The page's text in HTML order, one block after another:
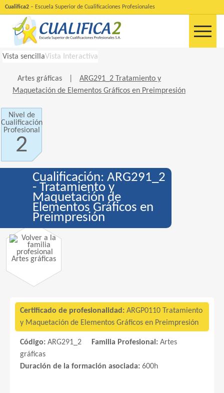
Cualifica2 – Escuela Superior de Cualificaciones Profesionales
Vista sencillaVista Interactiva
Artes gráficas
ARG291_2 Tratamiento y
Maquetación de Elementos Gráficos en Preimpresión
Nivel de
Cualificación
Profesional
2
Cualificación: ARG291_2
- Tratamiento y
Maquetación de
Elementos Gráficos en
Preimpresión
Artes gráficas
Certificado de profesionalidad: ARGP0110 Tratamiento
y Maquetación de Elementos Gráficos en Preimpresión
Código: ARG291_2 Familia Profesional: Artes
gráficas
Duración de la formación asociada: 600h